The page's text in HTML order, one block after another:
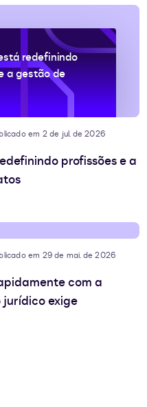
redefinindo
a gestão de
em 2 de jul. de 2026
profissões e a
em 29 de mai. de 2026
com a
exige